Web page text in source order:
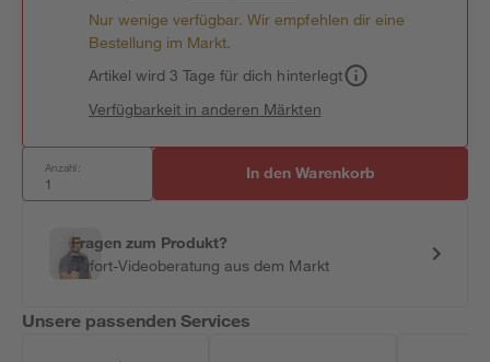
Nur wenige verfügbar. Wir empfehlen dir eine
Bestellung im Markt.
Artikel wird 3 Tage für dich hinterlegt
Verfügbarkeit in anderen Märkten
Anzahl: In den Warenkorb
Fragen zum Produkt?
Sofort-Videoberatung aus dem Markt
Unsere passenden Services